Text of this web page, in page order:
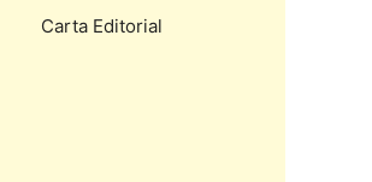
Carta Editorial